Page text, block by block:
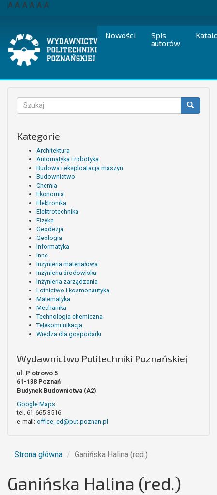
Przejdź
A A A A A A
Nowości
Spis
autorów
Formularz
wyszukiwania
Kategorie
Architektura
Automatyka i robotyka
Budowa i eksploatacja maszyn
Budownictwo
Chemia
Ekonomia
Elektronika
Elektrotechnika
Fizyka
Geodezja
Geologia
Informatyka
Inne
Inżynieria materiałowa
Inżynieria środowiska
Inżynieria zarządzania
Lotnictwo i kosmonautyka
Matematyka
Mechanika
Technologia chemiczna
Telekomunikacja
Wiedza dla gospodarki
Wydawnictwo Politechniki Poznańskiej
ul. Piotrowo 5
61-138 Poznań
Budynek Budownictwa (A2)
Google Maps
tel. 61-665-3516
e-mail: office_ed@put.poznan.pl
Strona główna Ganińska Halina (red.)
Ganińska Halina (red.)